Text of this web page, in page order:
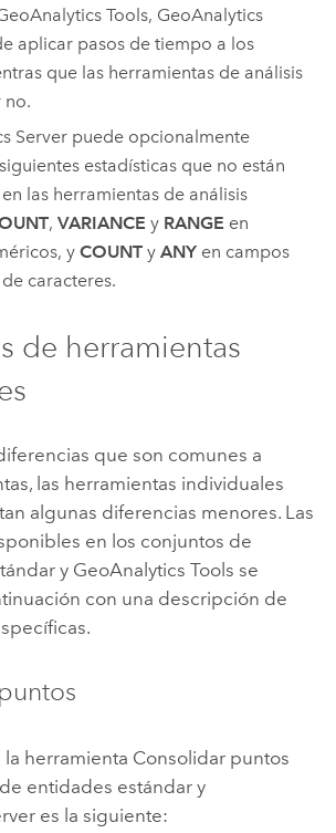
Tools, GeoAnalytics
aplicar pasos de tiempo a los
que las herramientas de análisis
no.
Server puede opcionalmente
estadísticas que no están
las herramientas de análisis
,VARIANCE y RANGE en
yCOUNT yANY en campos
caracteres.
de herramientas
que son comunes a
las herramientas individuales
algunas diferencias menores. Las
en los conjuntos de
y GeoAnalytics Tools se
con una descripción de
herramienta Consolidar puntos
entidades estándar y
es la siguiente: